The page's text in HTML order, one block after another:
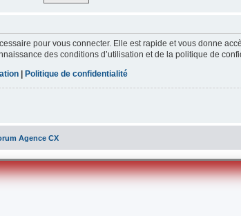
pour vous connecter. Elle est rapide et vous donne
des conditions d’utilisation et de la politique de
|Politique de confidentialité
Agence CX